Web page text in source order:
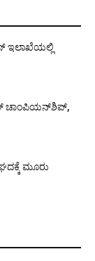
ಇಲಾಖೆಯಲ್ಲಿ
ಚಾಂಪಿಯನ್‌ಶಿಪ್,
ಮೂರು